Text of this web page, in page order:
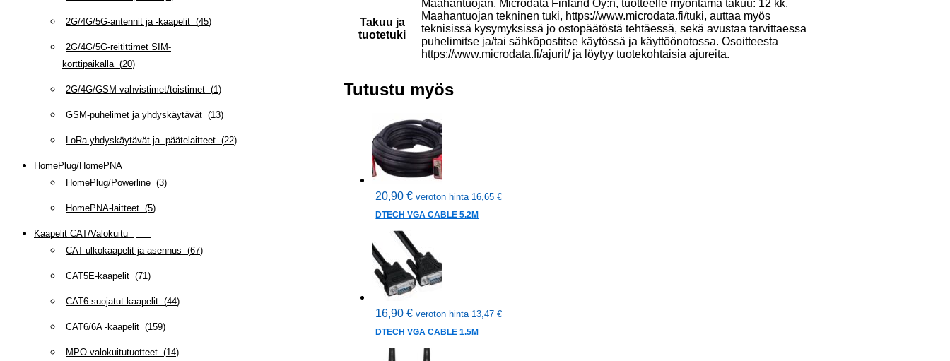
2G/4G/5G-antennit ja -kaapelit (45)
2G/4G/5G-reitittimet SIM-
korttipaikalla (20)
2G/4G/GSM-vahvistimet/toistimet (1)
GSM-puhelimet ja yhdyskäytävät (13)
LoRa-yhdyskäytävät ja -päätelaitteet (22)
HomePlug/HomePNA
HomePlug/Powerline (3)
HomePNA-laitteet (5)
Kaapelit CAT/Valokuitu
CAT-ulkokaapelit ja asennus (67)
CAT5E-kaapelit (71)
CAT6 suojatut kaapelit (44)
CAT6/6A -kaapelit (159)
MPO valokuitutuotteet (14)
Takuu ja
tuotetuki
Maahantuojan, Microdata Finland Oy:n, tuotteelle myöntämä takuu: 12 kk.
Maahantuojan tekninen tuki, https://www.microdata.fi/tuki, auttaa myös
teknisissä kysymyksissä jo ostopäätöstä tehtäessä, sekä avustaa tarvittaessa
puhelimitse ja/tai sähköpostitse käytössä ja käyttöönotossa. Osoitteesta
https://www.microdata.fi/ajurit/ ja löytyy tuotekohtaisia ajureita.
Tutustu myös
20,90€ veroton hinta 16,65€
DTECH VGA CABLE 5.2M
16,90€ veroton hinta 13,47€
DTECH VGA CABLE 1.5M